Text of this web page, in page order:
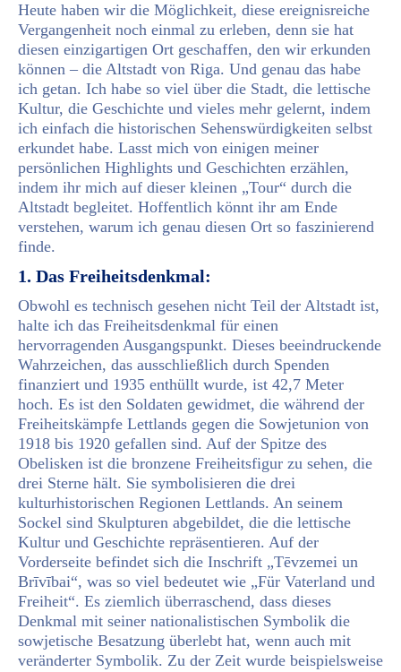
Heute haben wir die Möglichkeit, diese ereignisreiche
Vergangenheit noch einmal zu erleben, denn sie hat
diesen einzigartigen Ort geschaffen, den wir erkunden
können – die Altstadt von Riga. Und genau das habe
ich getan. Ich habe so viel über die Stadt, die lettische
Kultur, die Geschichte und vieles mehr gelernt, indem
ich einfach die historischen Sehenswürdigkeiten selbst
erkundet habe. Lasst mich von einigen meiner
persönlichen Highlights und Geschichten erzählen,
indem ihr mich auf dieser kleinen „Tour“ durch die
Altstadt begleitet. Hoffentlich könnt ihr am Ende
verstehen, warum ich genau diesen Ort so faszinierend
finde.
1. Das Freiheitsdenkmal:
Obwohl es technisch gesehen nicht Teil der Altstadt ist,
halte ich das Freiheitsdenkmal für einen
hervorragenden Ausgangspunkt. Dieses beeindruckende
Wahrzeichen, das ausschließlich durch Spenden
finanziert und 1935 enthüllt wurde, ist 42,7 Meter
hoch. Es ist den Soldaten gewidmet, die während der
Freiheitskämpfe Lettlands gegen die Sowjetunion von
1918 bis 1920 gefallen sind. Auf der Spitze des
Obelisken ist die bronzene Freiheitsfigur zu sehen, die
drei Sterne hält. Sie symbolisieren die drei
kulturhistorischen Regionen Lettlands. An seinem
Sockel sind Skulpturen abgebildet, die die lettische
Kultur und Geschichte repräsentieren. Auf der
Vorderseite befindet sich die Inschrift „Tēvzemei un
Brīvībai“, was so viel bedeutet wie „Für Vaterland und
Freiheit“. Es ziemlich überraschend, dass dieses
Denkmal mit seiner nationalistischen Symbolik die
sowjetische Besatzung überlebt hat, wenn auch mit
veränderter Symbolik. Zu der Zeit wurde beispielsweise